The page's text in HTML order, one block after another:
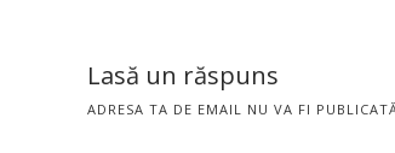
Lasă un răspuns
ADRESA TA DE EMAIL NU VA FI